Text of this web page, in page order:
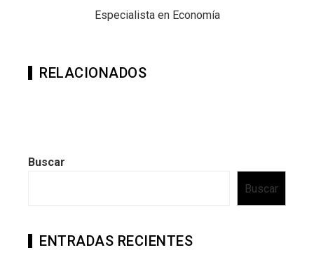
Especialista en Economía
RELACIONADOS
Buscar
Buscar
ENTRADAS RECIENTES